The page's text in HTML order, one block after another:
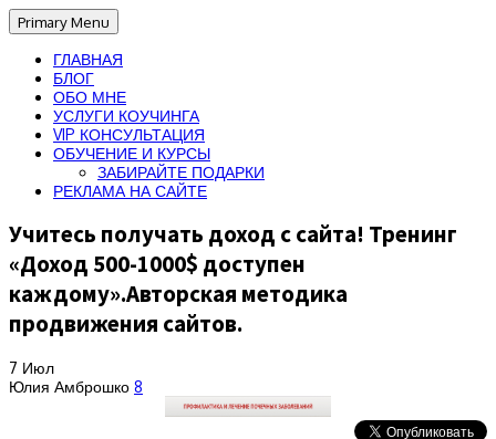
Primary Menu
ГЛАВНАЯ
БЛОГ
ОБО МНЕ
УСЛУГИ КОУЧИНГА
VIP КОНСУЛЬТАЦИЯ
ОБУЧЕНИЕ И КУРСЫ
ЗАБИРАЙТЕ ПОДАРКИ
РЕКЛАМА НА САЙТЕ
Учитесь получать доход с сайта! Тренинг
«Доход 500-1000$ доступен
каждому».Авторская методика
продвижения сайтов.
7 Июл
Юлия Амброшко 8